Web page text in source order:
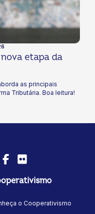
etapa da
as principais
Tributária. Boa leitura!
X
Facebook
o Cooperativismo